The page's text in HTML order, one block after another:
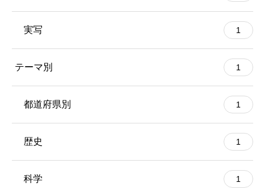
実写 1
テーマ別 1
都道府県別 1
歴史 1
科学 1